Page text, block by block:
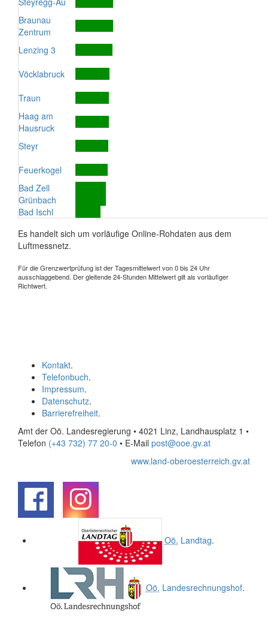
Braunau
Zentrum
Lenzing 3
Vöcklabruck
Traun
Haag am
Hausruck
Steyr
Feuerkogel
Bad Zell
Grünbach
Bad Ischl
Es handelt sich um vorläufige Online-Rohdaten aus dem
Luftmessnetz.
Für die Grenzwertprüfung ist der Tagesmittelwert von 0 bis 24 Uhr
ausschlaggebend. Der gleitende 24-Stunden Mittelwert gilt als vorläufiger
Richtwert.
Kontakt.
Telefonbuch.
Impressum.
Datenschutz.
Barrierefreiheit.
Amt der Oö. Landesregierung • 4021 Linz, Landhausplatz 1 •
Telefon (+43 732) 77 20-0 • E-Mail post@ooe.gv.at
www.land-oberoesterreich.gv.at
Oö. Landtag.
Oö. Landesrechnungshof.